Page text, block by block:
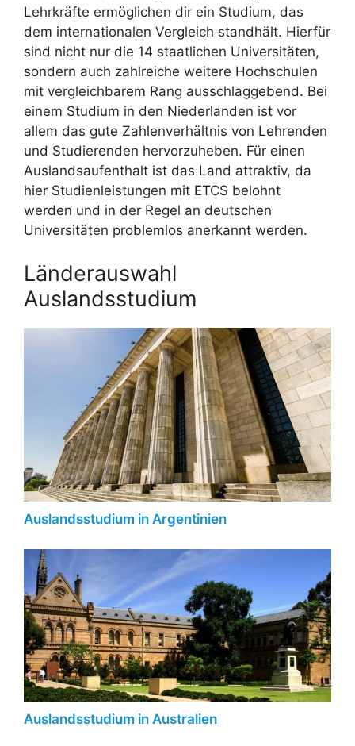
Lehrkräfte ermöglichen dir ein Studium, das
dem internationalen Vergleich standhält. Hierfür
sind nicht nur die 14 staatlichen Universitäten,
sondern auch zahlreiche weitere Hochschulen
mit vergleichbarem Rang ausschlaggebend. Bei
einem Studium in den Niederlanden ist vor
allem das gute Zahlenverhältnis von Lehrenden
und Studierenden hervorzuheben. Für einen
Auslandsaufenthalt ist das Land attraktiv, da
hier Studienleistungen mit ETCS belohnt
werden und in der Regel an deutschen
Universitäten problemlos anerkannt werden.
Länderauswahl
Auslandsstudium
Auslandsstudium in Argentinien
Auslandsstudium in Australien